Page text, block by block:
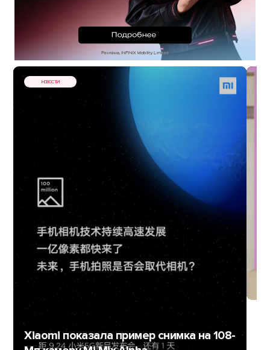
НОВОСТИ
Xiaomi показала пример снимка на 108-